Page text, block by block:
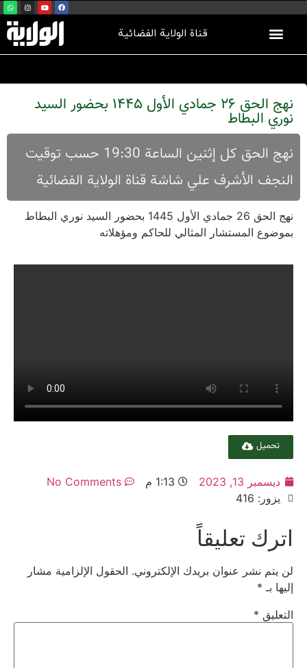
قناة الولاية الفضائية
نهج الحق 26 جمادي الأول 1445 بحضور السيد
نوري البطاط
نهج الحق كل إثنين الساعة 19:30 حسب توقيت
النجف الأشرف علي شاشة قناة الولاية الفضائية
نهج الحق 26 جمادي الأول 1445 بحضور السيد نوري البطاط
بموضوع المستشار المثالي للحاكم ومؤهلاته
تحميل
ديسمبر 13, 2023 1:13 م
No Comments
يزور: 416
اترك تعليقاً
لن يتم نشر عنوان بريدك الإلكتروني. الحقول الإلزامية مشار
إليها بـ *
التعليق *